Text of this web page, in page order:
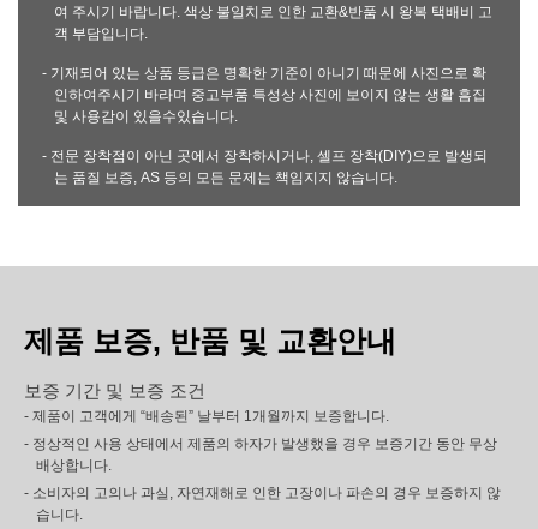
여 주시기 바랍니다. 색상 불일치로 인한 교환&반품 시 왕복 택배비 고
객 부담입니다.
- 기재되어 있는 상품 등급은 명확한 기준이 아니기 때문에 사진으로 확
인하여주시기 바라며 중고부품 특성상 사진에 보이지 않는 생활 흠집
및 사용감이 있을수있습니다.
- 전문 장착점이 아닌 곳에서 장착하시거나, 셀프 장착(DIY)으로 발생되
는 품질 보증, AS 등의 모든 문제는 책임지지 않습니다.
제품 보증, 반품 및 교환안내
보증 기간 및 보증 조건
- 제품이 고객에게 “배송된” 날부터 1개월까지 보증합니다.
- 정상적인 사용 상태에서 제품의 하자가 발생했을 경우 보증기간 동안 무상
배상합니다.
- 소비자의 고의나 과실, 자연재해로 인한 고장이나 파손의 경우 보증하지 않
습니다.